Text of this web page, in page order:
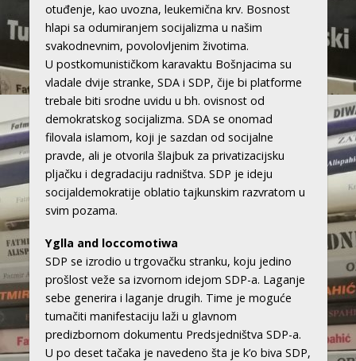
otuđenje, kao uvozna, leukemična krv. Bosnost
hlapi sa odumiranjem socijalizma u našim
svakodnevnim, povolovljenim životima.
U postkomunističkom karavaktu Bošnjacima su
vladale dvije stranke, SDA i SDP, čije bi platforme
trebale biti srodne uvidu u bh. ovisnost od
demokratskog socijalizma. SDA se onomad
filovala islamom, koji je sazdan od socijalne
pravde, ali je otvorila šlajbuk za privatizacijsku
pljačku i degradaciju radništva. SDP je ideju
socijaldemokratije oblatio tajkunskim razvratom u
svim pozama.
Yglla and loccomotiwa
SDP se izrodio u trgovačku stranku, koju jedino
prošlost veže sa izvornom idejom SDP-a. Laganje
sebe generira i laganje drugih. Time je moguće
tumačiti manifestaciju laži u glavnom
predizbornom dokumentu Predsjedništva SDP-a.
U po deset tačaka je navedeno šta je k’o biva SDP,